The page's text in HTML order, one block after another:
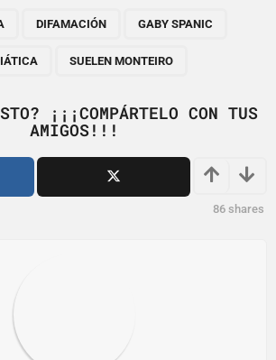
DIFAMACIÓN GABY SPANIC
SUELEN MONTEIRO
¡¡¡COMPÁRTELO CON TUS
AMIGOS!!!
86 shares